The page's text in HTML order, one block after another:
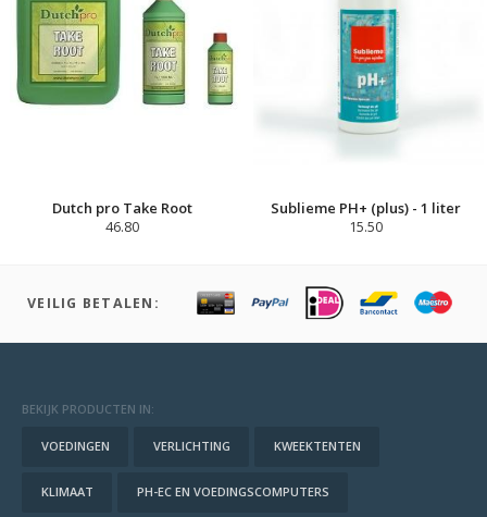
Dutch pro Take Root
46.80
Sublieme PH+ (plus) - 1 liter
15.50
VEILIG BETALEN:
BEKIJK PRODUCTEN IN:
VOEDINGEN VERLICHTING KWEEKTENTEN
KLIMAAT PH-EC EN VOEDINGSCOMPUTERS